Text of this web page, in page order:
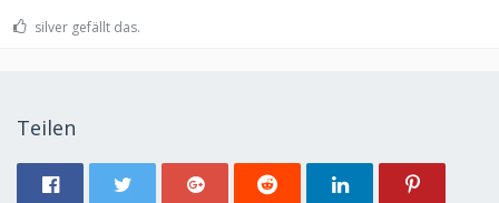
silver gefällt das.
Teilen